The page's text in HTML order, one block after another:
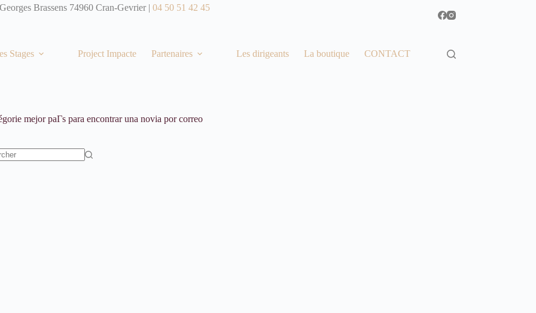
Brassens 74960 Cran-Gevrier | 04 50 51 42 45
Stages Project Impacte Partenaires Les dirigeants La boutique CONTACT
mejor paГ­s para encontrar una novia por correo